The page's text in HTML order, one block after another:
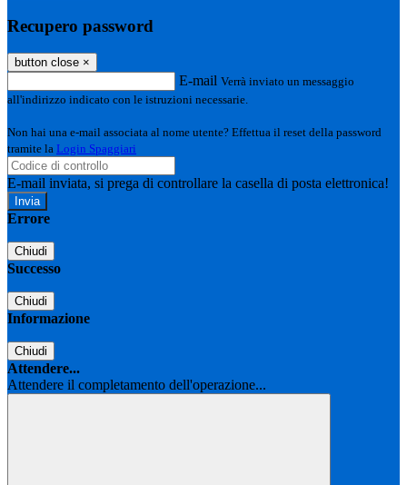
Recupero password
button close ×
E-mail Verrà inviato un messaggio
all'indirizzo indicato con le istruzioni necessarie.
Non hai una e-mail associata al nome utente? Effettua il reset della password
tramite la Login Spaggiari
E-mail inviata, si prega di controllare la casella di posta elettronica!
Errore
Chiudi
Successo
Chiudi
Informazione
Chiudi
Attendere...
Attendere il completamento dell'operazione...